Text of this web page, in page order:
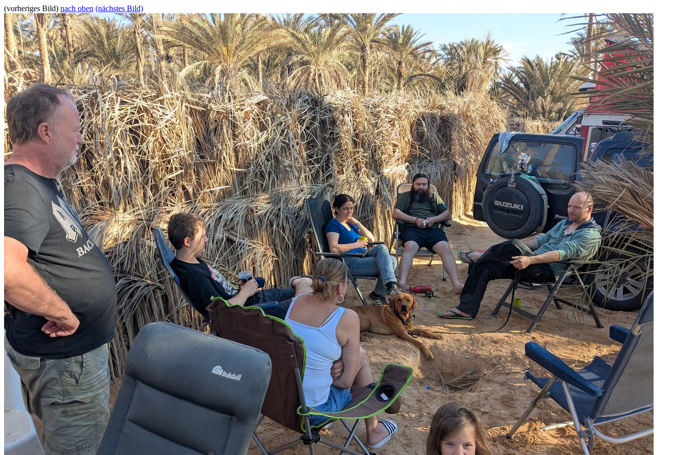
(vorheriges Bild) nach oben (nächstes Bild)